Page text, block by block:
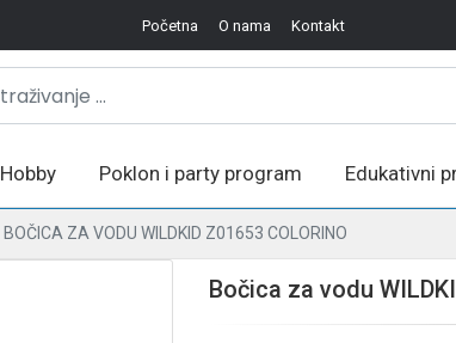
Početna O nama Kontakt
Hobby Poklon i party program Edukativni
BOČICA ZA VODU WILDKID Z01653 COLORINO
Bočica za vodu